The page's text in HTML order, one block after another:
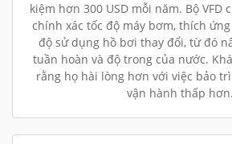
kiệm hơn 300 USD mỗi năm. Bộ VFD
chính xác tốc độ máy bơm, thích
độ sử dụng hồ bơi thay đổi, từ đó
tuần hoàn và độ trong của nước.
rằng họ hài lòng hơn với việc bảo
vận hành thấp hơn.